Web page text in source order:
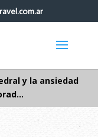
y la ansiedad